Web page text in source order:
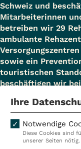
Schweiz und
Mitarbeiterinnen
betreiben wir 29
ambulante
sowie ein
touristischen
beschäftigen wir
Kliniken
Ihre
Notwendige
Diese Cookies sind
unserer Seiten